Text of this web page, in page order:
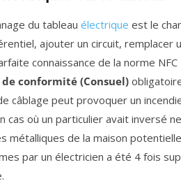
du tableau électrique est le
ajouter un circuit, remplacer
connaissance de la norme
conformité (Consuel)
câblage peut provoquer un
cas où un particulier avait inversé
métalliques de la maison
par un électricien a été 4 fois